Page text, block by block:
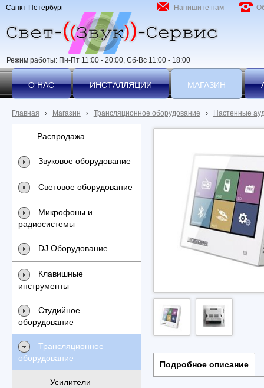
Режим работы: Пн-Пт 11:00 - 20:00, Сб-Вс 11:00 - 18:00
Напишите нам
Санкт-Петербург
О НАС ИНСТАЛЛЯЦИИ МАГАЗИН
Главная › Магазин › Трансляционное оборудование › Настенные
Распродажа
Звуковое оборудование
Световое оборудование
Микрофоны и
радиосистемы
DJ Оборудование
Клавишные
инструменты
Студийное
оборудование
Трансляционное
оборудование
Усилители
Подробное описание